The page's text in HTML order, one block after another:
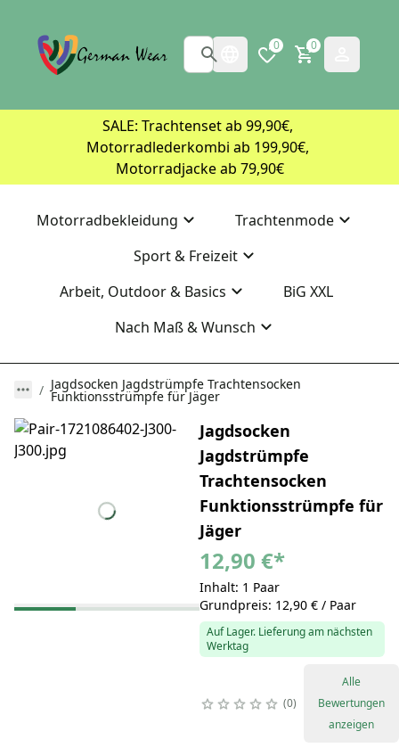
0 0
SALE: Trachtenset ab 99,90€,
Motorradlederkombi ab 199,90€,
Motorradjacke ab 79,90€
Motorradbekleidung
Trachtenmode
Sport & Freizeit
Arbeit, Outdoor & Basics
BiG XXL
Nach Maß & Wunsch
Jagdsocken Jagdstrümpfe Trachtensocken
Funktionsstrümpfe für Jäger
Jagdsocken
Jagdstrümpfe
Trachtensocken
Funktionsstrümpfe für
Jäger
12,90 €*
Inhalt: 1 Paar
Grundpreis: 12,90 € / Paar
Auf Lager. Lieferung am nächsten
Werktag
0
Alle
Bewertungen
anzeigen